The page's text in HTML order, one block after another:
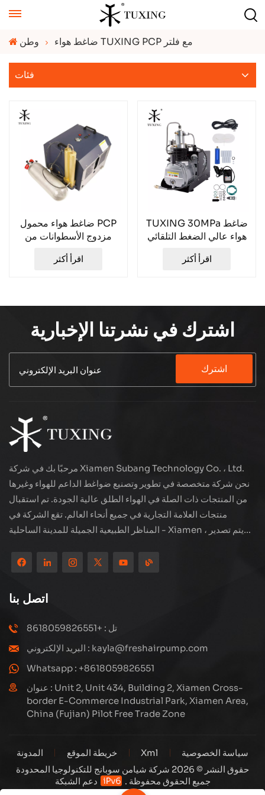
وطن ضاغط هواء TUXING PCP مع فلتر
فئات
ضاغط هواء محمول PCP
مزدوج الأسطوانات من
اقرأ أكثر
TUXING 30MPa ضاغط
هواء عالي الضغط التلقائي
اقرأ أكثر
اشترك في نشرتنا الإخبارية
اشترك
مرحبًا بك في شركة Xiamen Subang Technology Co. ، Ltd.
نحن شركة متخصصة في تطوير وتصنيع ضواغط الداعم للهواء وغيرها
من المنتجات ذات الصلة في الهواء الطلق عالية الجودة. تم استقبال
منتجات العلامة التجارية في جميع أنحاء العالم. تقع الشركة في
المناظر الطبيعية الجميلة للمدينة الساحلية - Xiamen ، يتم تصدير
دولية واسعة. لدى Subang Technology فريق مبيعات محترف
ونظام خدمة فعال بعد البيع ، نحن نستكشف دائمًا ودراسة كيفية ترقية
منتجاتنا باستمرار من خلال الابتكار لتلبية الاحتياجات المتزايدة للعملاء.
التركيز الأساسي للشركة على إنتاج وتصنيع الضواغط عالية الضغط ،
تصميمها الهيكلي هو علمي ومعقول ، لضمان الأداء الفعال للمنتجات.
اتصل بنا
تل : +8618059826551
البريد الإلكتروني : kayla@freshairpump.com
Whatsapp : +8618059826551
عنوان : Unit 2, Unit 434, Building 2, Xiamen Cross-
border E-Commerce Industrial Park, Xiamen Area,
China (Fujian) Pilot Free Trade Zone
خريطة الموقع المدونة Xml
سياسة الخصوصية
حقوق النشر © 2026 شركة شيامن سوبانج للتكنولوجيا المحدودة
جميع الحقوق محفوظة .
دعم الشبكة